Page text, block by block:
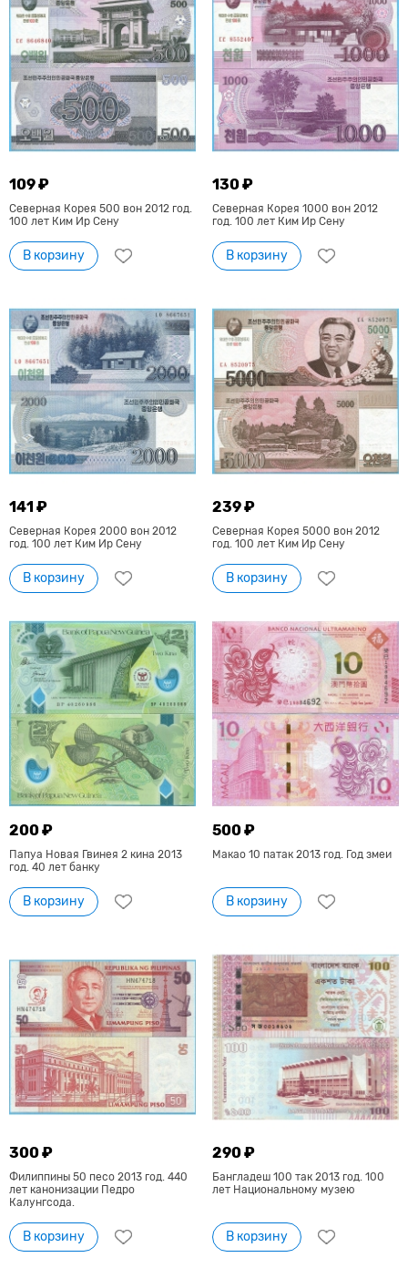
109 ₽
Северная Корея 500 вон 2012 год.
100 лет Ким Ир Сену
В корзину
130 ₽
Северная Корея 1000 вон 2012
год. 100 лет Ким Ир Сену
В корзину
141 ₽
Северная Корея 2000 вон 2012
год. 100 лет Ким Ир Сену
В корзину
239 ₽
Северная Корея 5000 вон 2012
год. 100 лет Ким Ир Сену
В корзину
200 ₽
Папуа Новая Гвинея 2 кина 2013
год. 40 лет банку
В корзину
500 ₽
Макао 10 патак 2013 год. Год змеи
В корзину
300 ₽
Филиппины 50 песо 2013 год. 440
лет канонизации Педро
Калунгсода.
В корзину
290 ₽
Бангладеш 100 так 2013 год. 100
лет Национальному музею
В корзину